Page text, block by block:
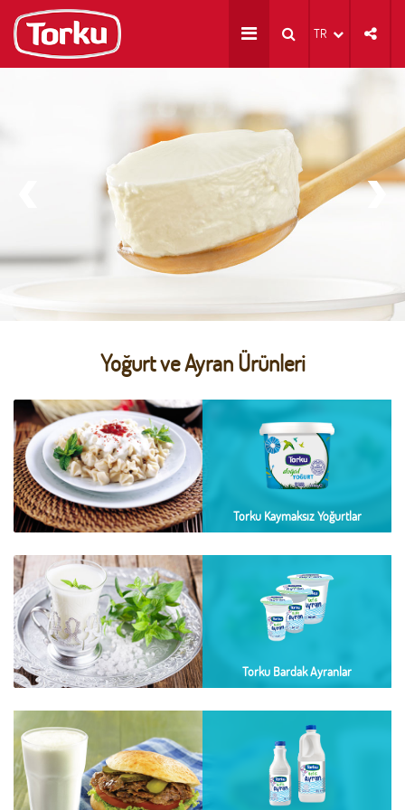
TR
Yoğurt ve Ayran Ürünleri
Torku Kaymaksız Yoğurtlar
Torku Bardak Ayranlar